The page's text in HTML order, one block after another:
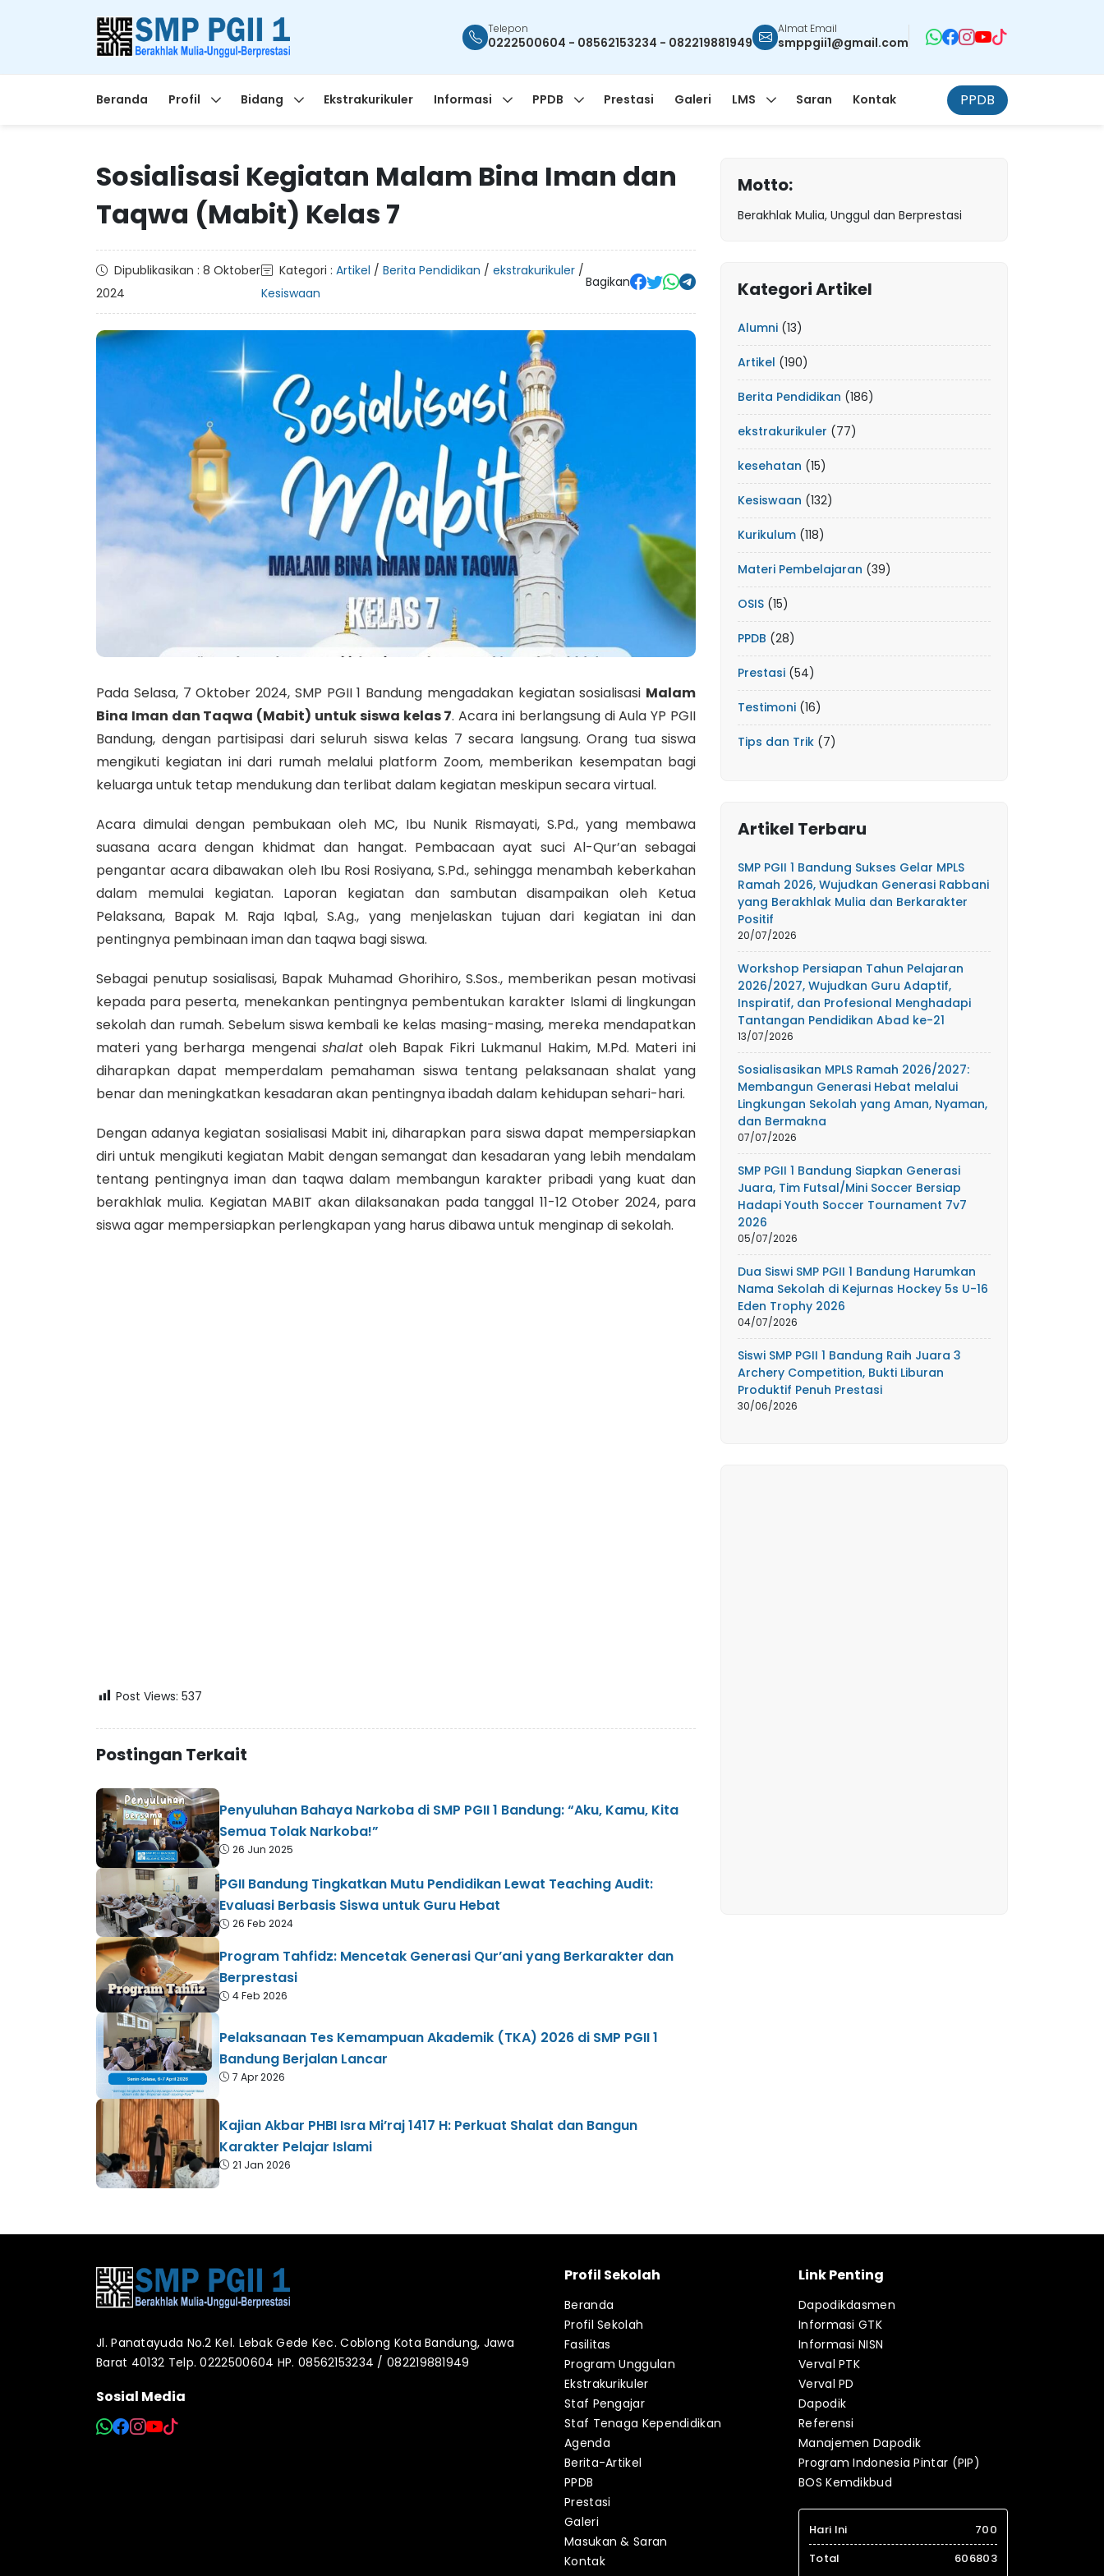
Telepon
0222500604 - 08562153234 - 082219881949
Almat Email
smppgii1@gmail.com
Beranda Profil Bidang Ekstrakurikuler Informasi PPDB Prestasi Galeri LMS Saran Kontak PPDB
Sosialisasi Kegiatan Malam Bina Iman dan
Taqwa (Mabit) Kelas 7
Dipublikasikan : 8 Oktober
2024
Kategori :Artikel /Berita Pendidikan /ekstrakurikuler /
Kesiswaan
Bagikan
Pada Selasa, 7 Oktober 2024, SMP PGII 1 Bandung mengadakan kegiatan sosialisasi Malam
Bina Iman dan Taqwa (Mabit) untuk siswa kelas 7. Acara ini berlangsung di Aula YP PGII
Bandung, dengan partisipasi dari seluruh siswa kelas 7 secara langsung. Orang tua siswa
mengikuti kegiatan ini dari rumah melalui platform Zoom, memberikan kesempatan bagi
keluarga untuk tetap mendukung dan terlibat dalam kegiatan meskipun secara virtual.
Acara dimulai dengan pembukaan oleh MC, Ibu Nunik Rismayati, S.Pd., yang membawa
suasana acara dengan khidmat dan hangat. Pembacaan ayat suci Al-Qur’an sebagai
pengantar acara dibawakan oleh Ibu Rosi Rosiyana, S.Pd., sehingga menambah keberkahan
dalam memulai kegiatan. Laporan kegiatan dan sambutan disampaikan oleh Ketua
Pelaksana, Bapak M. Raja Iqbal, S.Ag., yang menjelaskan tujuan dari kegiatan ini dan
pentingnya pembinaan iman dan taqwa bagi siswa.
Sebagai penutup sosialisasi, Bapak Muhamad Ghorihiro, S.Sos., memberikan pesan motivasi
kepada para peserta, menekankan pentingnya pembentukan karakter Islami di lingkungan
sekolah dan rumah. Sebelum siswa kembali ke kelas masing-masing, mereka mendapatkan
materi yang berharga mengenai shalatoleh Bapak Fikri Lukmanul Hakim, M.Pd. Materi ini
diharapkan dapat memperdalam pemahaman siswa tentang pelaksanaan shalat yang
benar dan meningkatkan kesadaran akan pentingnya ibadah dalam kehidupan sehari-hari.
Dengan adanya kegiatan sosialisasi Mabit ini, diharapkan para siswa dapat mempersiapkan
diri untuk mengikuti kegiatan Mabit dengan semangat dan kesadaran yang lebih mendalam
tentang pentingnya iman dan taqwa dalam membangun karakter pribadi yang kuat dan
berakhlak mulia. Kegiatan MABIT akan dilaksanakan pada tanggal 11-12 Otober 2024, para
siswa agar mempersiapkan perlengkapan yang harus dibawa untuk menginap di sekolah.
Post Views: 537
Postingan Terkait
Penyuluhan Bahaya Narkoba di SMP PGII 1 Bandung: “Aku, Kamu, Kita
Semua Tolak Narkoba!”
26 Jun 2025
PGII Bandung Tingkatkan Mutu Pendidikan Lewat Teaching Audit:
Evaluasi Berbasis Siswa untuk Guru Hebat
26 Feb 2024
Program Tahfidz: Mencetak Generasi Qur’ani yang Berkarakter dan
Berprestasi
4 Feb 2026
Pelaksanaan Tes Kemampuan Akademik (TKA) 2026 di SMP PGII 1
Bandung Berjalan Lancar
7 Apr 2026
Kajian Akbar PHBI Isra Mi’raj 1417 H: Perkuat Shalat dan Bangun
Karakter Pelajar Islami
21 Jan 2026
Motto:
Berakhlak Mulia, Unggul dan Berprestasi
Kategori Artikel
Alumni (13)
Artikel (190)
Berita Pendidikan (186)
ekstrakurikuler (77)
kesehatan (15)
Kesiswaan (132)
Kurikulum (118)
Materi Pembelajaran (39)
OSIS (15)
PPDB (28)
Prestasi (54)
Testimoni (16)
Tips dan Trik (7)
Artikel Terbaru
SMP PGII 1 Bandung Sukses Gelar MPLS
Ramah 2026, Wujudkan Generasi Rabbani
yang Berakhlak Mulia dan Berkarakter
Positif
20/07/2026
Workshop Persiapan Tahun Pelajaran
2026/2027, Wujudkan Guru Adaptif,
Inspiratif, dan Profesional Menghadapi
Tantangan Pendidikan Abad ke-21
13/07/2026
Sosialisasikan MPLS Ramah 2026/2027:
Membangun Generasi Hebat melalui
Lingkungan Sekolah yang Aman, Nyaman,
dan Bermakna
07/07/2026
SMP PGII 1 Bandung Siapkan Generasi
Juara, Tim Futsal/Mini Soccer Bersiap
Hadapi Youth Soccer Tournament 7v7
2026
05/07/2026
Dua Siswi SMP PGII 1 Bandung Harumkan
Nama Sekolah di Kejurnas Hockey 5s U-16
Eden Trophy 2026
04/07/2026
Siswi SMP PGII 1 Bandung Raih Juara 3
Archery Competition, Bukti Liburan
Produktif Penuh Prestasi
30/06/2026
Jl. Panatayuda No.2 Kel. Lebak Gede Kec. Coblong Kota Bandung, Jawa
Barat 40132 Telp. 0222500604 HP. 08562153234 / 082219881949
Sosial Media
Profil Sekolah
Beranda
Profil Sekolah
Fasilitas
Program Unggulan
Ekstrakurikuler
Staf Pengajar
Staf Tenaga Kependidikan
Agenda
Berita-Artikel
PPDB
Prestasi
Galeri
Masukan & Saran
Kontak
Link Penting
Dapodikdasmen
Informasi GTK
Informasi NISN
Verval PTK
Verval PD
Dapodik
Referensi
Manajemen Dapodik
Program Indonesia Pintar (PIP)
BOS Kemdikbud
Hari Ini
700
Total
606803